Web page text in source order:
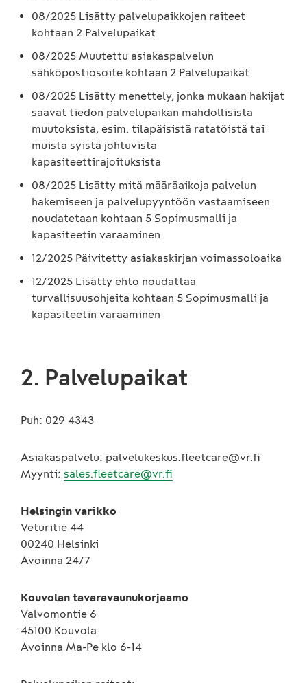
08/2025 Lisätty palvelupaikkojen raiteet
kohtaan 2 Palvelupaikat
08/2025 Muutettu asiakaspalvelun
sähköpostiosoite kohtaan 2 Palvelupaikat
08/2025 Lisätty menettely, jonka mukaan hakijat
saavat tiedon palvelupaikan mahdollisista
muutoksista, esim. tilapäisistä ratatöistä tai
muista syistä johtuvista
kapasiteettirajoituksista
08/2025 Lisätty mitä määräaikoja palvelun
hakemiseen ja palvelupyyntöön vastaamiseen
noudatetaan kohtaan 5 Sopimusmalli ja
kapasiteetin varaaminen
12/2025 Päivitetty asiakaskirjan voimassoloaika
12/2025 Lisätty ehto noudattaa
turvallisuusohjeita kohtaan 5 Sopimusmalli ja
kapasiteetin varaaminen
2. Palvelupaikat
Puh: 029 4343
Asiakaspalvelu: palvelukeskus.fleetcare@vr.fi
Myynti: sales.fleetcare@vr.fi
Helsingin varikko
Veturitie 44
00240 Helsinki
Avoinna 24/7
Kouvolan tavaravaunukorjaamo
Valvomontie 6
45100 Kouvola
Avoinna Ma-Pe klo 6-14